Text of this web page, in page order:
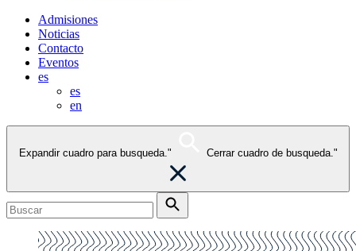
Admisiones
Noticias
Contacto
Eventos
es
es
en
Expandir cuadro para busqueda." Cerrar cuadro de busqueda."